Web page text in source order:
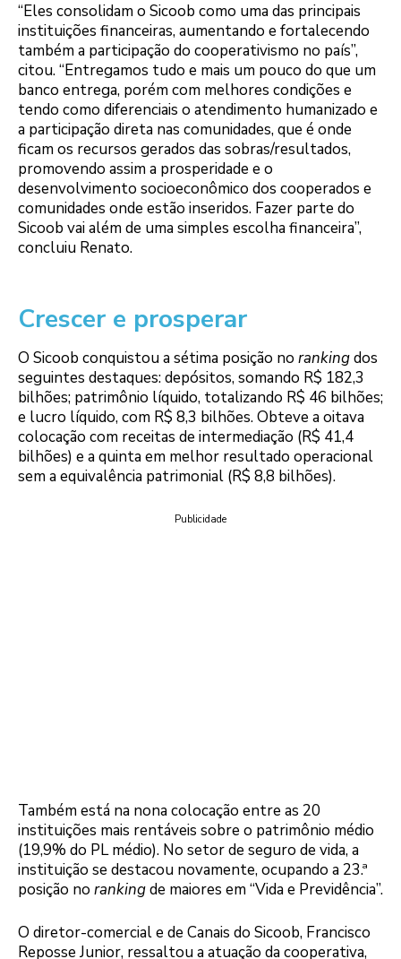
“Eles consolidam o Sicoob como uma das principais
instituições financeiras, aumentando e fortalecendo
também a participação do cooperativismo no país”,
citou. “Entregamos tudo e mais um pouco do que um
banco entrega, porém com melhores condições e
tendo como diferenciais o atendimento humanizado e
a participação direta nas comunidades, que é onde
ficam os recursos gerados das sobras/resultados,
promovendo assim a prosperidade e o
desenvolvimento socioeconômico dos cooperados e
comunidades onde estão inseridos. Fazer parte do
Sicoob vai além de uma simples escolha financeira”,
concluiu Renato.
Crescer e prosperar
O Sicoob conquistou a sétima posição no rankingdos
seguintes destaques: depósitos, somando R$ 182,3
bilhões; patrimônio líquido, totalizando R$ 46 bilhões;
e lucro líquido, com R$ 8,3 bilhões. Obteve a oitava
colocação com receitas de intermediação (R$ 41,4
bilhões) e a quinta em melhor resultado operacional
sem a equivalência patrimonial (R$ 8,8 bilhões).
Publicidade
Também está na nona colocação entre as 20
instituições mais rentáveis sobre o patrimônio médio
(19,9% do PL médio). No setor de seguro de vida, a
instituição se destacou novamente, ocupando a 23.ª
posição no rankingde maiores em “Vida e Previdência”.
O diretor-comercial e de Canais do Sicoob, Francisco
Reposse Junior, ressaltou a atuação da cooperativa,